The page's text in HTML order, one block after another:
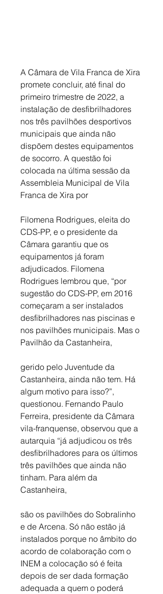
A Câmara de Vila Franca de Xira
promete concluir, até final do
primeiro trimestre de 2022, a
instalação de desfibrilhadores
nos três pavilhões desportivos
municipais que ainda não
dispõem destes equipamentos
de socorro. A questão foi
colocada na última sessão da
Assembleia Municipal de Vila
Franca de Xira por
Filomena Rodrigues, eleita do
CDS-PP, e o presidente da
Câmara garantiu que os
equipamentos já foram
adjudicados. Filomena
Rodrigues lembrou que, “por
sugestão do CDS-PP, em 2016
começaram a ser instalados
desfibrilhadores nas piscinas e
nos pavilhões municipais. Mas o
Pavilhão da Castanheira,
gerido pelo Juventude da
Castanheira, ainda não tem. Há
algum motivo para isso?”,
questionou. Fernando Paulo
Ferreira, presidente da Câmara
vila-franquense, observou que a
autarquia “já adjudicou os três
desfibrilhadores para os últimos
três pavilhões que ainda não
tinham. Para além da
Castanheira,
são os pavilhões do Sobralinho
e de Arcena. Só não estão já
instalados porque no âmbito do
acordo de colaboração com o
INEM a colocação só é feita
depois de ser dada formação
adequada a quem o poderá